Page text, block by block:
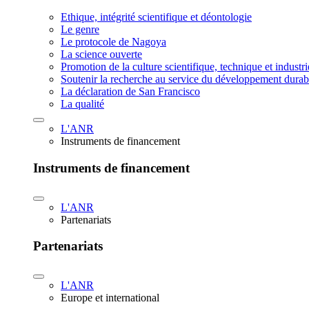
Ethique, intégrité scientifique et déontologie
Le genre
Le protocole de Nagoya
La science ouverte
Promotion de la culture scientifique, technique et
Soutenir la recherche au service du développement
La déclaration de San Francisco
La qualité
L'ANR
Instruments de financement
Instruments de financement
L'ANR
Partenariats
Partenariats
L'ANR
Europe et international